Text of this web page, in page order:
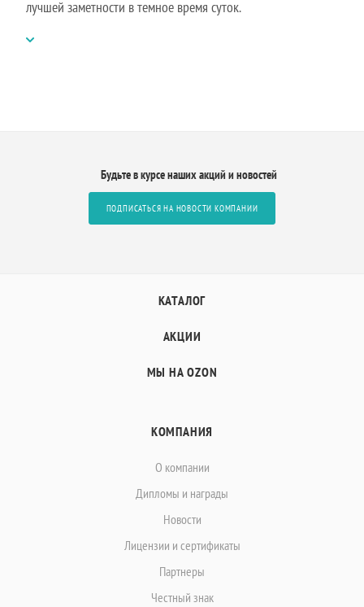
лучшей заметности в темное время суток.
Будьте в курсе наших акций и новостей
ПОДПИСАТЬСЯ НА НОВОСТИ КОМПАНИИ
КАТАЛОГ
АКЦИИ
МЫ НА OZON
КОМПАНИЯ
О компании
Дипломы и награды
Новости
Лицензии и сертификаты
Партнеры
Честный знак